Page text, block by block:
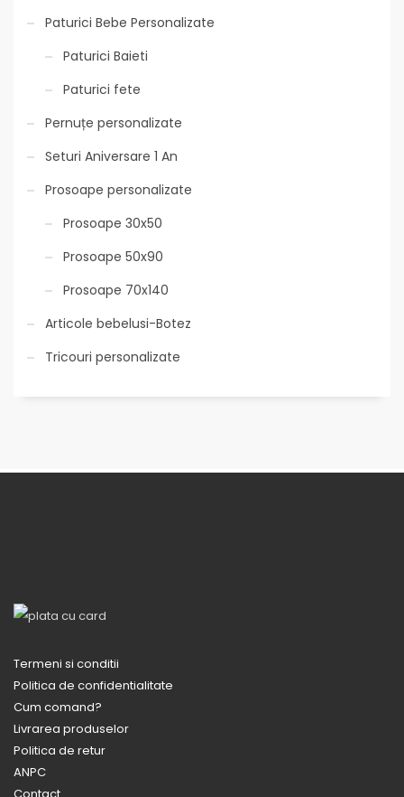
Paturici Bebe Personalizate
Paturici Baieti
Paturici fete
Pernuțe personalizate
Seturi Aniversare 1 An
Prosoape personalizate
Prosoape 30x50
Prosoape 50x90
Prosoape 70x140
Articole bebelusi-Botez
Tricouri personalizate
Termeni si conditii
Politica de confidentialitate
Cum comand?
Livrarea produselor
Politica de retur
ANPC